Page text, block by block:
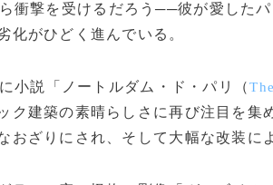
衝撃を受けるだろう──彼が愛した
化がひどく進んでいる。
小説「ノートルダム・ド・パリ（
ク建築の素晴らしさに再び注目を集
おざりにされ、そして大幅な改装に